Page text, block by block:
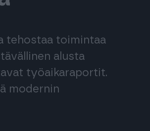
tehostaa toimintaa
alusta
työaikaraportit.
modernin